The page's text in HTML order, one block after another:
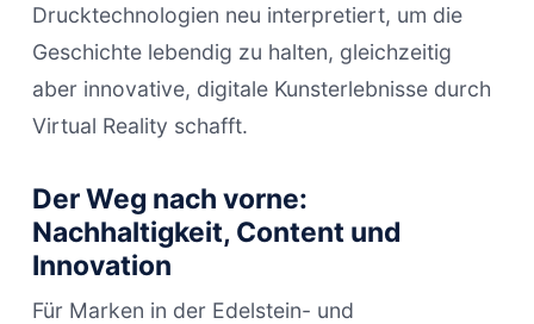
Drucktechnologien neu interpretiert, um die
Geschichte lebendig zu halten, gleichzeitig
aber innovative, digitale Kunsterlebnisse durch
Virtual Reality schafft.
Der Weg nach vorne:
Nachhaltigkeit, Content und
Innovation
Für Marken in der Edelstein- und